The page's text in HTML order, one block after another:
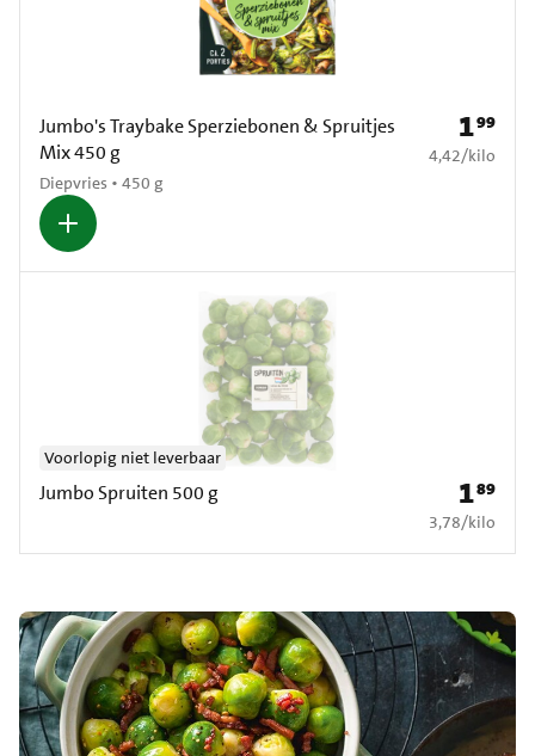
Jumbo's Traybake Sperziebonen & Spruitjes
Mix 450 g
Diepvries • 450 g
Prijs: €
199
€ 4,42 per kilo
4,42/kilo
Jumbo Spruiten 500 g
Voorlopig niet leverbaar
Prijs: €
189
€ 3,78 per kilo
3,78/kilo